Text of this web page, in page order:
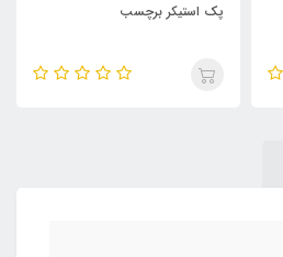
ماکت خورشیدی هواپیما